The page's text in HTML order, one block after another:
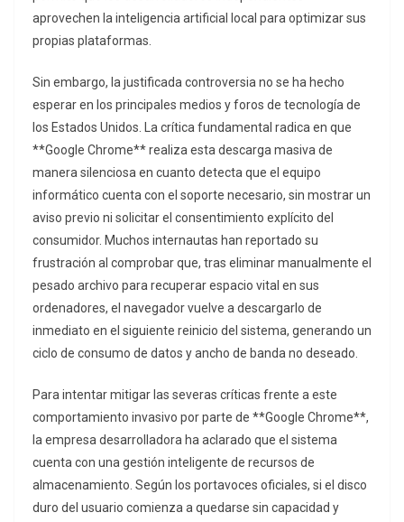
aprovechen la inteligencia artificial local para optimizar sus
propias plataformas.
Sin embargo, la justificada controversia no se ha hecho
esperar en los principales medios y foros de tecnología de
los Estados Unidos. La crítica fundamental radica en que
**Google Chrome** realiza esta descarga masiva de
manera silenciosa en cuanto detecta que el equipo
informático cuenta con el soporte necesario, sin mostrar un
aviso previo ni solicitar el consentimiento explícito del
consumidor. Muchos internautas han reportado su
frustración al comprobar que, tras eliminar manualmente el
pesado archivo para recuperar espacio vital en sus
ordenadores, el navegador vuelve a descargarlo de
inmediato en el siguiente reinicio del sistema, generando un
ciclo de consumo de datos y ancho de banda no deseado.
Para intentar mitigar las severas críticas frente a este
comportamiento invasivo por parte de **Google Chrome**,
la empresa desarrolladora ha aclarado que el sistema
cuenta con una gestión inteligente de recursos de
almacenamiento. Según los portavoces oficiales, si el disco
duro del usuario comienza a quedarse sin capacidad y